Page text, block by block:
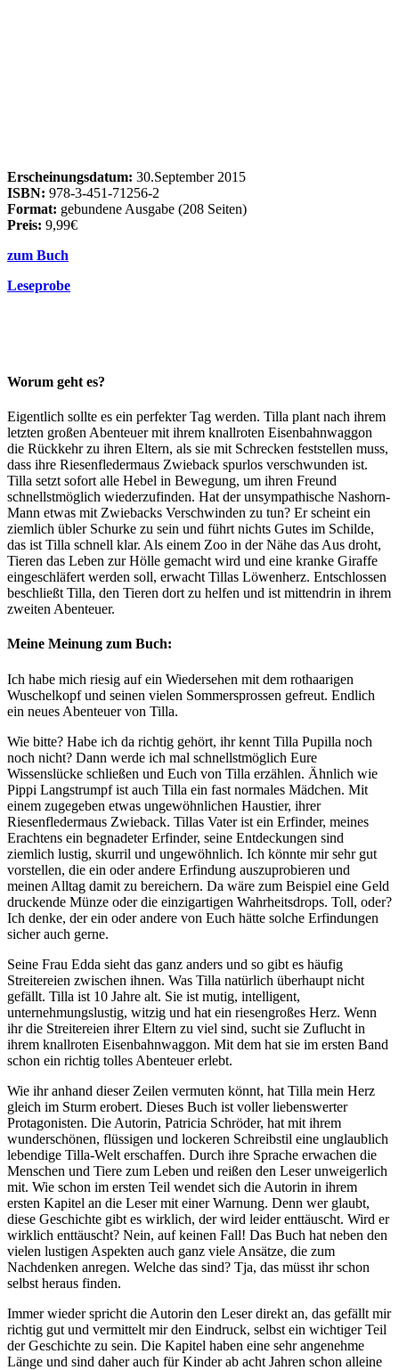
Erscheinungsdatum: 30.September 2015
ISBN: 978-3-451-71256-2
Format: gebundene Ausgabe (208 Seiten)
Preis: 9,99€
zum Buch
Leseprobe
Worum geht es?
Eigentlich sollte es ein perfekter Tag werden. Tilla plant nach ihrem
letzten großen Abenteuer mit ihrem knallroten Eisenbahnwaggon
die Rückkehr zu ihren Eltern, als sie mit Schrecken feststellen muss,
dass ihre Riesenfledermaus Zwieback spurlos verschwunden ist.
Tilla setzt sofort alle Hebel in Bewegung, um ihren Freund
schnellstmöglich wiederzufinden. Hat der unsympathische Nashorn-
Mann etwas mit Zwiebacks Verschwinden zu tun? Er scheint ein
ziemlich übler Schurke zu sein und führt nichts Gutes im Schilde,
das ist Tilla schnell klar. Als einem Zoo in der Nähe das Aus droht,
Tieren das Leben zur Hölle gemacht wird und eine kranke Giraffe
eingeschläfert werden soll, erwacht Tillas Löwenherz. Entschlossen
beschließt Tilla, den Tieren dort zu helfen und ist mittendrin in ihrem
zweiten Abenteuer.
Meine Meinung zum Buch:
Ich habe mich riesig auf ein Wiedersehen mit dem rothaarigen
Wuschelkopf und seinen vielen Sommersprossen gefreut. Endlich
ein neues Abenteuer von Tilla.
Wie bitte? Habe ich da richtig gehört, ihr kennt Tilla Pupilla noch
noch nicht? Dann werde ich mal schnellstmöglich Eure
Wissenslücke schließen und Euch von Tilla erzählen. Ähnlich wie
Pippi Langstrumpf ist auch Tilla ein fast normales Mädchen. Mit
einem zugegeben etwas ungewöhnlichen Haustier, ihrer
Riesenfledermaus Zwieback. Tillas Vater ist ein Erfinder, meines
Erachtens ein begnadeter Erfinder, seine Entdeckungen sind
ziemlich lustig, skurril und ungewöhnlich. Ich könnte mir sehr gut
vorstellen, die ein oder andere Erfindung auszuprobieren und
meinen Alltag damit zu bereichern. Da wäre zum Beispiel eine Geld
druckende Münze oder die einzigartigen Wahrheitsdrops. Toll, oder?
Ich denke, der ein oder andere von Euch hätte solche Erfindungen
sicher auch gerne.
Seine Frau Edda sieht das ganz anders und so gibt es häufig
Streitereien zwischen ihnen. Was Tilla natürlich überhaupt nicht
gefällt. Tilla ist 10 Jahre alt. Sie ist mutig, intelligent,
unternehmungslustig, witzig und hat ein riesengroßes Herz. Wenn
ihr die Streitereien ihrer Eltern zu viel sind, sucht sie Zuflucht in
ihrem knallroten Eisenbahnwaggon. Mit dem hat sie im ersten Band
schon ein richtig tolles Abenteuer erlebt.
Wie ihr anhand dieser Zeilen vermuten könnt, hat Tilla mein Herz
gleich im Sturm erobert. Dieses Buch ist voller liebenswerter
Protagonisten. Die Autorin, Patricia Schröder, hat mit ihrem
wunderschönen, flüssigen und lockeren Schreibstil eine unglaublich
lebendige Tilla-Welt erschaffen. Durch ihre Sprache erwachen die
Menschen und Tiere zum Leben und reißen den Leser unweigerlich
mit. Wie schon im ersten Teil wendet sich die Autorin in ihrem
ersten Kapitel an die Leser mit einer Warnung. Denn wer glaubt,
diese Geschichte gibt es wirklich, der wird leider enttäuscht. Wird er
wirklich enttäuscht? Nein, auf keinen Fall! Das Buch hat neben den
vielen lustigen Aspekten auch ganz viele Ansätze, die zum
Nachdenken anregen. Welche das sind? Tja, das müsst ihr schon
selbst heraus finden.
Immer wieder spricht die Autorin den Leser direkt an, das gefällt mir
richtig gut und vermittelt mir den Eindruck, selbst ein wichtiger Teil
der Geschichte zu sein. Die Kapitel haben eine sehr angenehme
Länge und sind daher auch für Kinder ab acht Jahren schon alleine